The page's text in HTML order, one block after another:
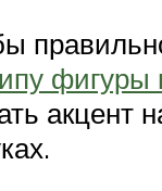
фигуры
акцент